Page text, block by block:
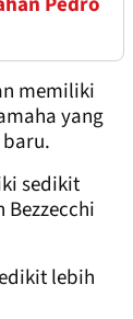
memiliki
yang
sedikit
lebih